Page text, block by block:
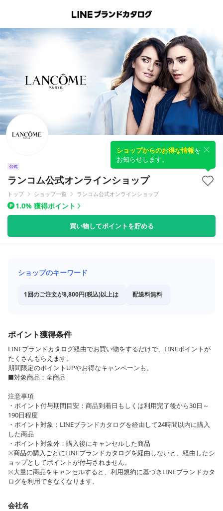
ランコム公式オンラインショップ
ショップからのお得な情報を
お知らせします。
トップ ショップ一覧 ランコム公式オンラインショップ
1.0% 獲得ポイント
買い物してポイントを貯める
ショップのキーワード
1回のご注文が8,800円(税込)以上は 配送料無料
ポイント獲得条件
LINEブランドカタログ経由でお買い物をするだけで、LINEポイントが
たくさんもらえます。
期間限定のポイントUPやお得なキャンペーンも。
■対象商品：全商品
注意事項
・ポイント付与期間目安：商品到着日もしくは利用完了後から30日～
190日程度
・ポイント対象：LINEブランドカタログを経由して24時間以内に購入
した商品
・ポイント対象外：購入後にキャンセルした商品
※商品の購入ごとにLINEブランドカタログを経由しないと、経由したシ
ョップとしてポイントが付与されません。
※大量に商品をキャンセルすると、利用規約に基づきLINEブランドカタ
ログを利用できなくなります。
会社名